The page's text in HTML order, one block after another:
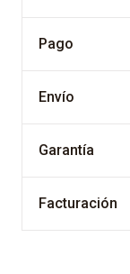
Pago
Envío
Garantía
Facturación